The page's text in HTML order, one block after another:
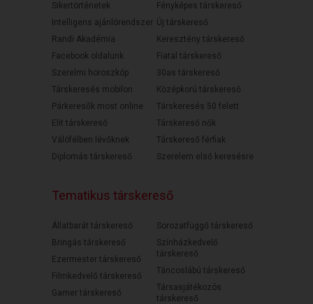
Sikertörténetek
Intelligens ajánlórendszer
Randi Akadémia
Facebook oldalunk
Szerelmi horoszkóp
Társkeresés mobilon
Párkeresők most online
Elit társkereső
Válófélben lévőknek
Diplomás társkereső
Fényképes társkereső
Új társkereső
Keresztény társkereső
Fiatal társkereső
30as társkereső
Középkorú társkereső
Társkeresés 50 felett
Társkereső nők
Társkereső férfiak
Szerelem első keresésre
Tematikus társkereső
Állatbarát társkereső
Bringás társkereső
Ezermester társkereső
Filmkedvelő társkereső
Gamer társkereső
Sorozatfüggő társkereső
Színházkedvelő
társkereső
Táncoslábú társkereső
Társasjátékozós
társkereső